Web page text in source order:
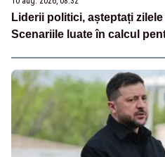
Liderii politici, așteptați
Scenariile luate în calcul